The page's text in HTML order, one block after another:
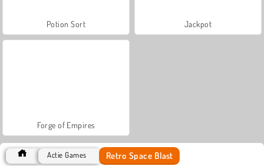
Potion Sort Jackpot
Forge of Empires
Actie Games Retro Space Blast